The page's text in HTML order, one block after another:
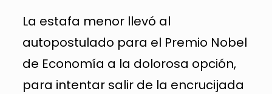
La estafa menor llevó al
autopostulado para el Premio Nobel
de Economía a la dolorosa opción,
para intentar salir de la encrucijada